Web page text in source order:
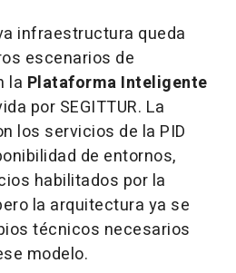
infraestructura queda
escenarios de
la Plataforma Inteligente
por SEGITTUR. La
los servicios de la PID
de entornos,
habilitados por la
la arquitectura ya se
técnicos necesarios
modelo.